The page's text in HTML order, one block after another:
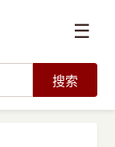
☰
搜索